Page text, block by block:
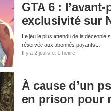
GTA 6 :
exclusivité sur
Le jeu le plus attendu de la décennie
réservée aux abonnés payants…
Il y a 2 jours et 1 heure
À cause d’un
en prison pour